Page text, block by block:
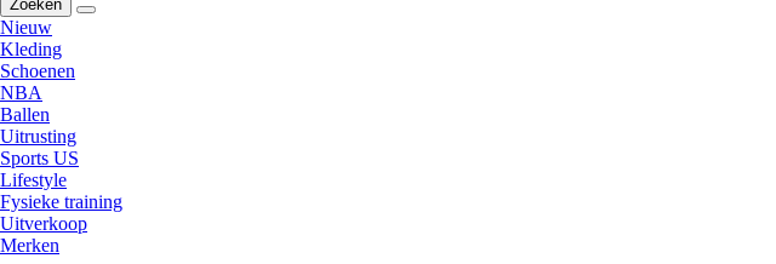
Zoeken
Nieuw
Kleding
Schoenen
NBA
Ballen
Uitrusting
Sports US
Lifestyle
Fysieke training
Uitverkoop
Merken